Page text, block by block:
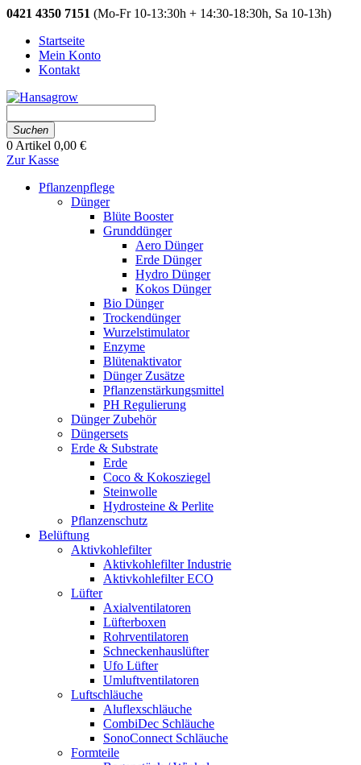
0421 4350 7151 (Mo-Fr 10-13:30h + 14:30-18:30h, Sa 10-13h)
Startseite
Mein Konto
Kontakt
Suchen
0 Artikel 0,00 €
Zur Kasse
Pflanzenpflege
Dünger
Blüte Booster
Grunddünger
Aero Dünger
Erde Dünger
Hydro Dünger
Kokos Dünger
Bio Dünger
Trockendünger
Wurzelstimulator
Enzyme
Blütenaktivator
Dünger Zusätze
Pflanzenstärkungsmittel
PH Regulierung
Dünger Zubehör
Düngersets
Erde & Substrate
Erde
Coco & Kokosziegel
Steinwolle
Hydrosteine & Perlite
Pflanzenschutz
Belüftung
Aktivkohlefilter
Aktivkohlefilter Industrie
Aktivkohlefilter ECO
Lüfter
Axialventilatoren
Lüfterboxen
Rohrventilatoren
Schneckenhauslüfter
Ufo Lüfter
Umluftventilatoren
Luftschläuche
Aluflexschläuche
CombiDec Schläuche
SonoConnect Schläuche
Formteile